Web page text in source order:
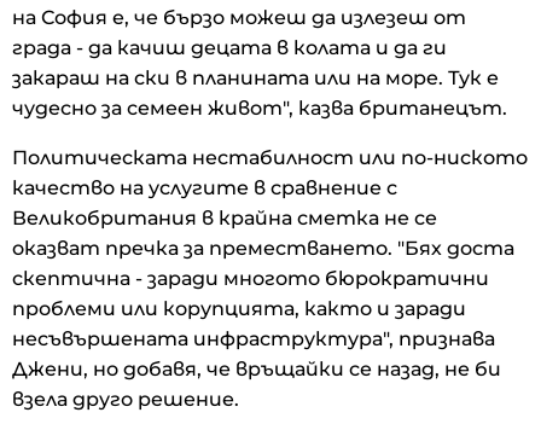
на София е, че бързо можеш да излезеш от
града - да качиш децата в колата и да ги
закараш на ски в планината или на море. Тук е
чудесно за семеен живот", казва британецът.
Политическата нестабилност или по-ниското
качество на услугите в сравнение с
Великобритания в крайна сметка не се
оказват пречка за преместването. "Бях доста
скептична - заради многото бюрократични
проблеми или корупцията, както и заради
несъвършената инфраструктура", признава
Джени, но добавя, че връщайки се назад, не би
взела друго решение.